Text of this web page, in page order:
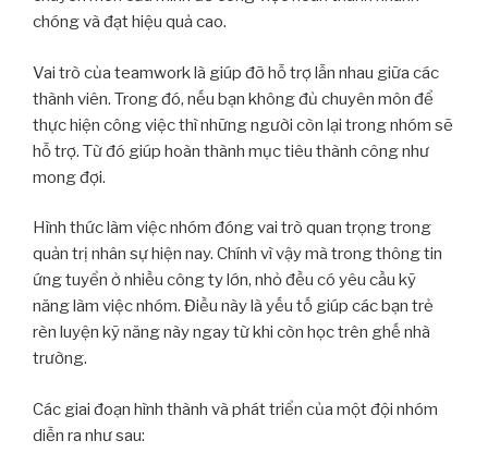
chóng và đạt hiệu quả cao.
Vai trò của teamwork là giúp đỡ hỗ trợ lẫn nhau giữa các
thành viên. Trong đó, nếu bạn không đủ chuyên môn để
thực hiện công việc thì những người còn lại trong nhóm sẽ
hỗ trợ. Từ đó giúp hoàn thành mục tiêu thành công như
mong đợi.
Hình thức làm việc nhóm đóng vai trò quan trọng trong
quản trị nhân sự hiện nay. Chính vì vậy mà trong thông tin
ứng tuyển ở nhiều công ty lớn, nhỏ đều có yêu cầu kỹ
năng làm việc nhóm. Điều này là yếu tố giúp các bạn trẻ
rèn luyện kỹ năng này ngay từ khi còn học trên ghế nhà
trường.
Các giai đoạn hình thành và phát triển của một đội nhóm
diễn ra như sau: